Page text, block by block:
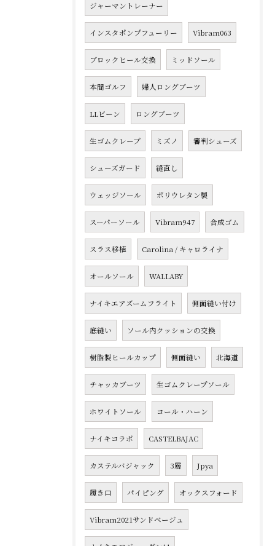
ジャーマントレーナー
インスタポンプフューリー Vibram063
ブロックヒール交換 ミッドソール
本間ゴルフ 婦人ロングブーツ
LLビーン ロングブーツ
生ゴムクレープ ミズノ 審判シューズ
シューズガード 縫直し
ウェッジソール ポリウレタン製
スーパーソール Vibram947 合成ゴム
スラス移植 Carolina / キャロライナ
オールソール WALLABY
ナイキエアズームフライト 側面縫い付け
底縫い ソール内クッションの交換
樹脂製ヒールカップ 側面縫い 北海道
チャッカブーツ 生ゴムクレープソール
ホワイトソール コール・ハーン
ナイキコラボ CASTELBAJAC
カステルバジャック 3層 Jpya
履き口 パイピング オックスフォード
Vibram2021サンドベージュ